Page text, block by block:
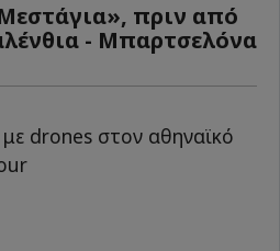
πριν από
- Μπαρτσελόνα